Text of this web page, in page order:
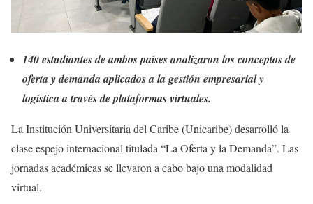
140 estudiantes de ambos países analizaron los conceptos de
oferta y demanda aplicados a la gestión empresarial y
logística a través de plataformas virtuales.
La Institución Universitaria del Caribe (Unicaribe) desarrolló la
clase espejo internacional titulada “La Oferta y la Demanda”. Las
jornadas académicas se llevaron a cabo bajo una modalidad
virtual.